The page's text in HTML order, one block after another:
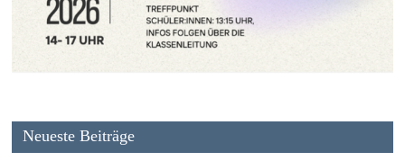
Neueste Beiträge